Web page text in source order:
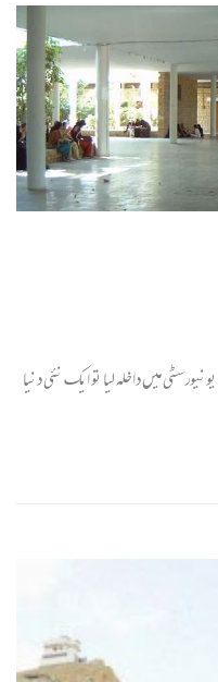
میں داخلہ لیا تو ایک نئی دنیا